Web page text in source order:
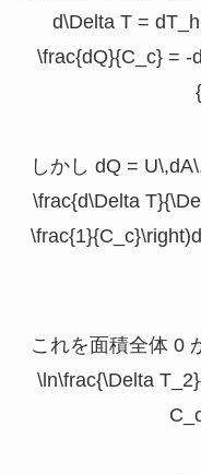
d\Delta T =
\frac{dQ}{C_c} = -
しかし dQ =
\frac{d\Delta
これを面積全体 0
\ln\frac{\Delta